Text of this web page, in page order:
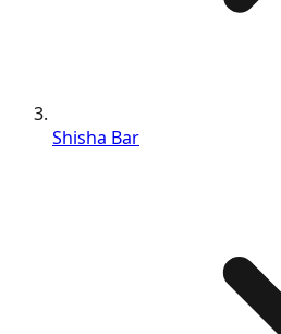
Shisha Bar